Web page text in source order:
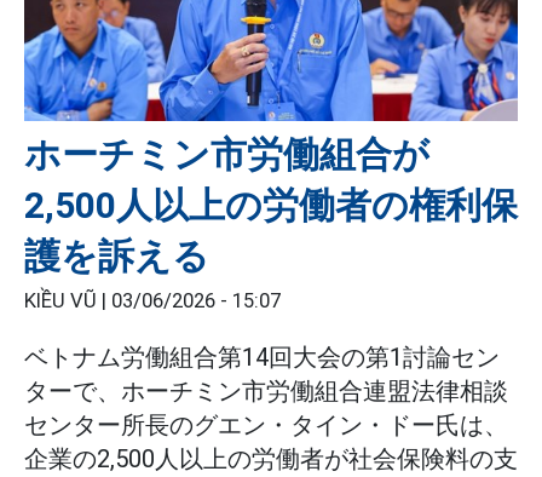
ホーチミン市労働組合が
2,500人以上の労働者の権利保
護を訴える
KIỀU VŨ | 03/06/2026 - 15:07
ベトナム労働組合第14回大会の第1討論セン
ターで、ホーチミン市労働組合連盟法律相談
センター所長のグエン・タイン・ドー氏は、
企業の2,500人以上の労働者が社会保険料の支